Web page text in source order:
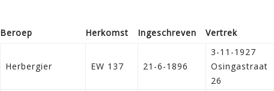
Beroep Herkomst Ingeschreven Vertrek
Herbergier EW 137 21-6-1896
3-11-1927
Osingastraat
26